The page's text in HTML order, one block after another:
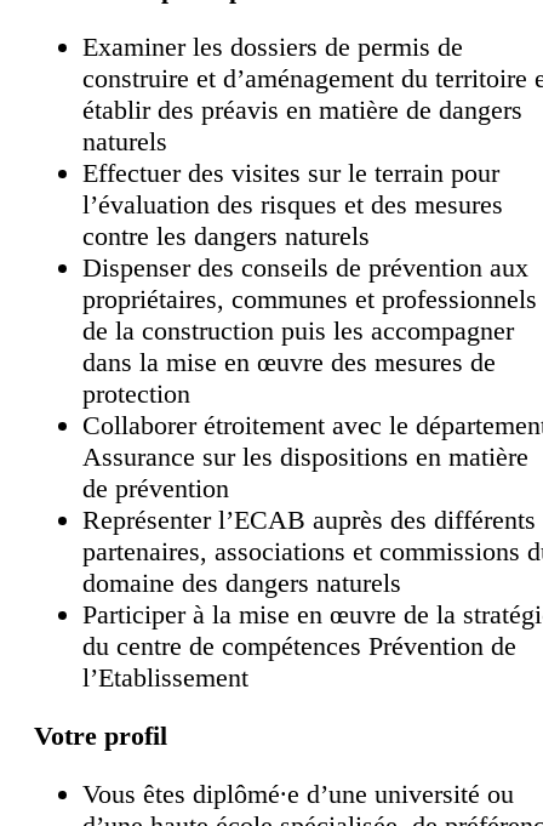
Examiner les dossiers de permis de
construire et d’aménagement du territoire
établir des préavis en matière de dangers
naturels
Effectuer des visites sur le terrain pour
l’évaluation des risques et des mesures
contre les dangers naturels
Dispenser des conseils de prévention aux
propriétaires, communes et professionnels
de la construction puis les accompagner
dans la mise en œuvre des mesures de
protection
Collaborer étroitement avec le
Assurance sur les dispositions en matière
de prévention
Représenter l’ECAB auprès des différents
partenaires, associations et commissions
domaine des dangers naturels
Participer à la mise en œuvre de la
du centre de compétences Prévention de
l’Etablissement
Votre profil
Vous êtes diplômé∙e d’une université ou